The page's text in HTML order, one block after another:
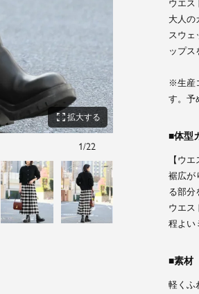
zoom_out_map 拡大する
1/22
ウエス
大人の
スウェ
ップス
※生産
す。予
体型
【ウ
裾広が
る部分
ウエス
程よい
素材
軽くふ